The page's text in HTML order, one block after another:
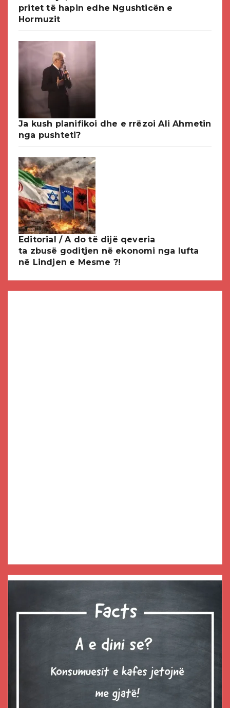
pritet të hapin edhe Ngushticën e
Hormuzit
Ja kush planifikoi dhe e rrëzoi Ali Ahmetin
nga pushteti?
Editorial / A do të dijë qeveria
ta zbusë goditjen në ekonomi nga lufta
në Lindjen e Mesme ?!